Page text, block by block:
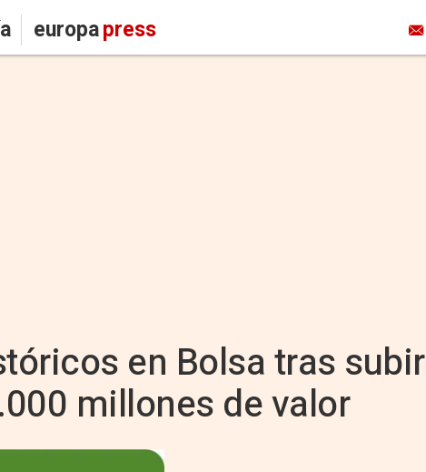
europapress
en Bolsa tras subir
millones de valor